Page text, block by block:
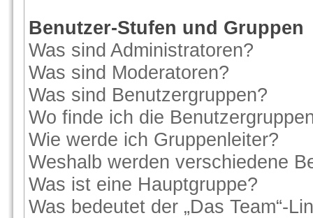
Benutzer-Stufen und Gruppen
Was sind Administratoren?
Was sind Moderatoren?
Was sind Benutzergruppen?
Wo finde ich die
Wie werde ich Gruppenleiter?
Weshalb werden verschiedene
Was ist eine Hauptgruppe?
Was bedeutet der „Das Team“-